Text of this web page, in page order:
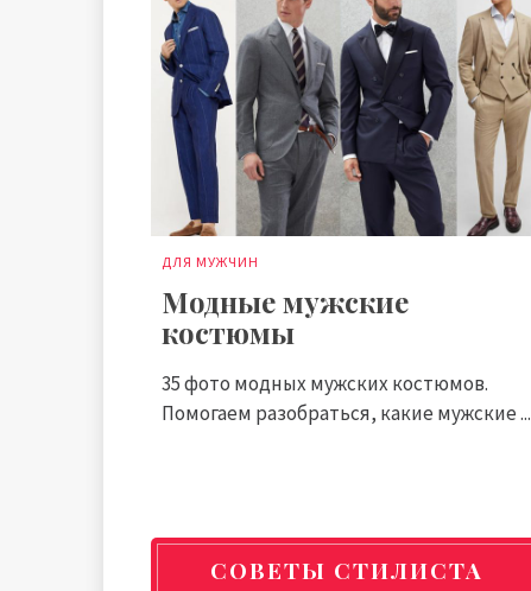
ДЛЯ МУЖЧИН
Модные мужские
костюмы
35 фото модных мужских костюмов.
Помогаем разобраться, какие мужские ...
СОВЕТЫ СТИЛИСТА